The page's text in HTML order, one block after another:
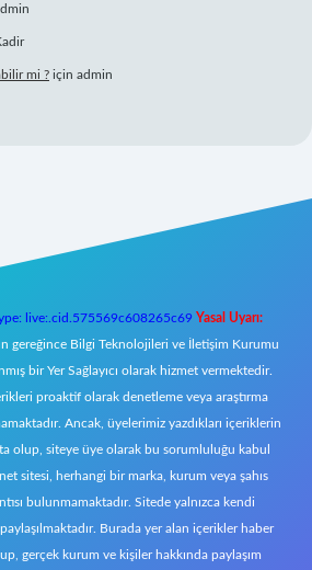
mi ? için admin
live:.cid.575569c608265c69 Yasal Uyarı:
gereğince Bilgi Teknolojileri ve İletişim Kurumu
bir Yer Sağlayıcı olarak hizmet vermektedir.
proaktif olarak denetleme veya araştırma
Ancak, üyelerimiz yazdıkları içeriklerin
olup, siteye üye olarak bu sorumluluğu kabul
sitesi, herhangi bir marka, kurum veya şahıs
bulunmamaktadır. Sitede yalnızca kendi
paylaşılmaktadır. Burada yer alan içerikler haber
gerçek kurum ve kişiler hakkında paylaşım